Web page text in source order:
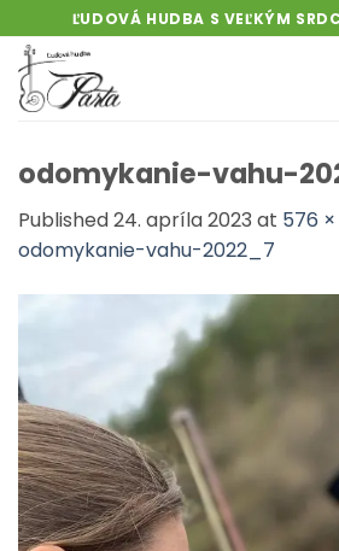
to
content
ĽUDOVÁ HUDBA S VEĽKÝM
odomykanie-vahu-
Published24. apríla 2023 at 576
odomykanie-vahu-2022_7